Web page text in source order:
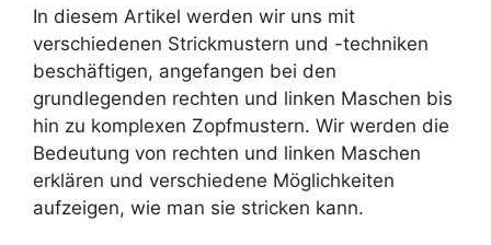
In diesem Artikel werden wir uns mit
verschiedenen Strickmustern und -techniken
beschäftigen, angefangen bei den
grundlegenden rechten und linken Maschen bis
hin zu komplexen Zopfmustern. Wir werden die
Bedeutung von rechten und linken Maschen
erklären und verschiedene Möglichkeiten
aufzeigen, wie man sie stricken kann.